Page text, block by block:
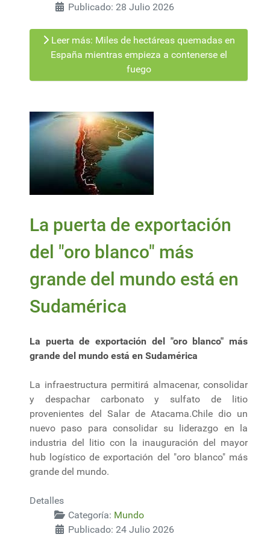
Publicado: 28 Julio 2026
Leer más: Miles de hectáreas quemadas en
España mientras empieza a contenerse el
fuego
La puerta de exportación
del "oro blanco" más
grande del mundo está en
Sudamérica
La puerta de exportación del "oro blanco" más
grande del mundo está en Sudamérica
La infraestructura permitirá almacenar, consolidar
y despachar carbonato y sulfato de litio
provenientes del Salar de Atacama.Chile dio un
nuevo paso para consolidar su liderazgo en la
industria del litio con la inauguración del mayor
hub logístico de exportación del "oro blanco" más
grande del mundo.
Detalles
Categoría: Mundo
Publicado: 24 Julio 2026